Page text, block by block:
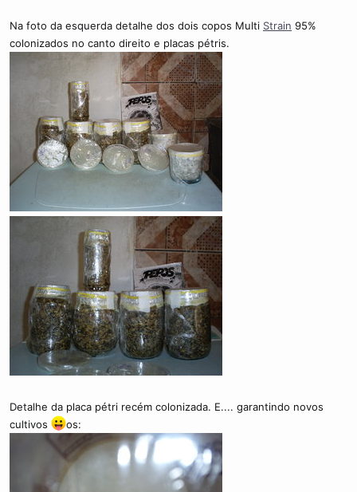
Na foto da esquerda detalhe dos dois copos Multi Strain 95%
colonizados no canto direito e placas pétris.
Detalhe da placa pétri recém colonizada. E.... garantindo novos
cultivos
os: